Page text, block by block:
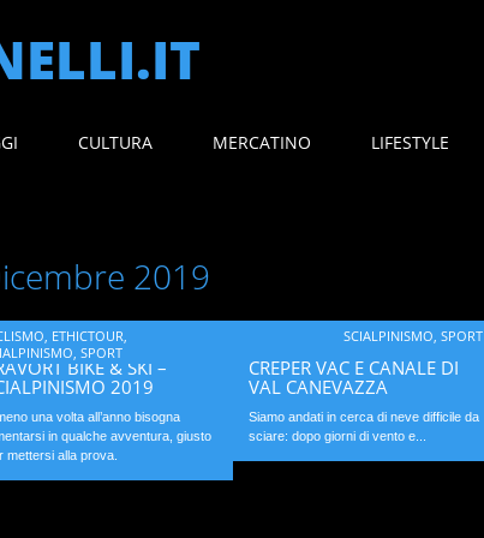
CULTURA MERCATINO LIFESTYLE
2019
, ETHICTOUR,
,SPORT
BIKE & SKI –
2019
una volta all’anno bisogna
in qualche avventura, giusto
mettersi alla prova.
SCIALPINISMO,SPORT
CREPER VAC E CANALE DI
VAL CANEVAZZA
Siamo andati in cerca di neve difficile da
sciare: dopo giorni di vento e...